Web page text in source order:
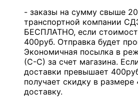
- заказы на сумму свыше
транспортной компании
БЕСПЛАТНО, если
400руб. Отправка будет
Экономичная посылка в
(С-С) за счет магазина.
доставки превышает
получает скидку в размере
доставку.